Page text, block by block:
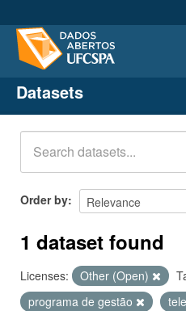
Datasets
Organizations
Groups
About
Datasets
Order by
1 dataset found
Licenses: Other (Open)
programa de gestão